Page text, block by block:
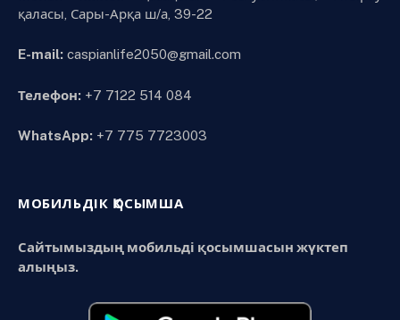
қаласы, Сары-Арқа ш/а, 39-22
E-mail: caspianlife2050@gmail.com
Телефон: +7 7122 514 084
WhatsApp: +7 775 7723003
МОБИЛЬДІК ҚОСЫМША
Сайтымыздың мобильді қосымшасын жүктеп
алыңыз.